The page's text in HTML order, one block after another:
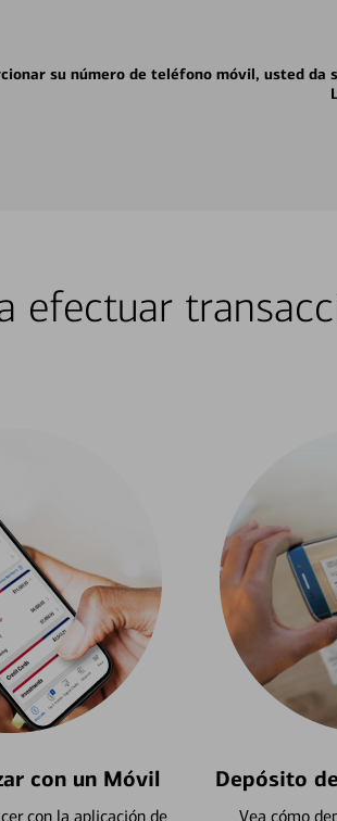
su número de teléfono móvil, usted da
efectuar
con un Móvil
con la aplicación de
Depósito
Vea cómo